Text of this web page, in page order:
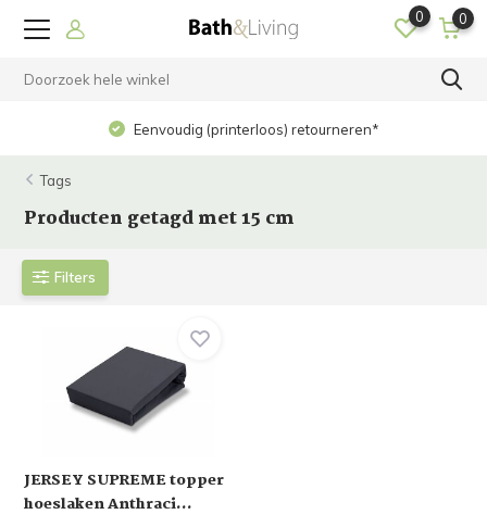
0 0
Eenvoudig (printerloos) retourneren*
Tags
Producten getagd met 15 cm
Filters
JERSEY SUPREME topper
hoeslaken Anthraci...